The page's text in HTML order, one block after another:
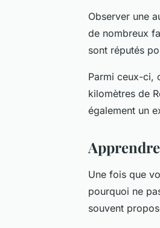
Observer une
de nombreux
sont réputés
Parmi ceux-ci,
kilomètres de
également un
Une fois que
pourquoi ne
souvent